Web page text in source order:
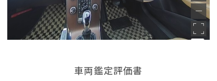
車両鑑定評価書